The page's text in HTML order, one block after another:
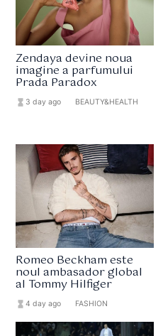
Zendaya devine noua
imagine a parfumului
Prada Paradox
hourglass_full 3 day ago BEAUTY&HEALTH
Romeo Beckham este
noul ambasador global
al Tommy Hilfiger
hourglass_full4 day ago FASHION